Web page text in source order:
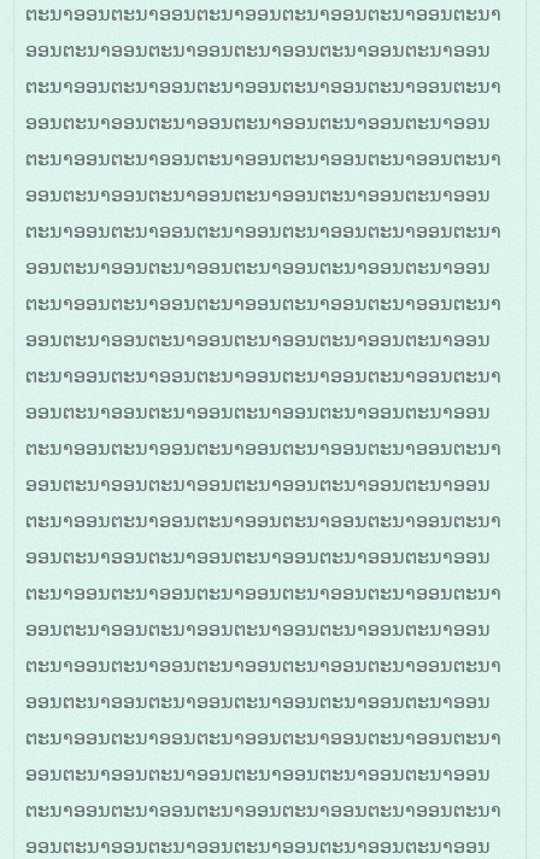
ຕະນາອອນຕະນາອອນຕະນາອອນຕະນາອອນຕະນາອອນຕະນາ
ອອນຕະນາອອນຕະນາອອນຕະນາອອນຕະນາອອນຕະນາອອນ
ຕະນາອອນຕະນາອອນຕະນາອອນຕະນາອອນຕະນາອອນຕະນາ
ອອນຕະນາອອນຕະນາອອນຕະນາອອນຕະນາອອນຕະນາອອນ
ຕະນາອອນຕະນາອອນຕະນາອອນຕະນາອອນຕະນາອອນຕະນາ
ອອນຕະນາອອນຕະນາອອນຕະນາອອນຕະນາອອນຕະນາອອນ
ຕະນາອອນຕະນາອອນຕະນາອອນຕະນາອອນຕະນາອອນຕະນາ
ອອນຕະນາອອນຕະນາອອນຕະນາອອນຕະນາອອນຕະນາອອນ
ຕະນາອອນຕະນາອອນຕະນາອອນຕະນາອອນຕະນາອອນຕະນາ
ອອນຕະນາອອນຕະນາອອນຕະນາອອນຕະນາອອນຕະນາອອນ
ຕະນາອອນຕະນາອອນຕະນາອອນຕະນາອອນຕະນາອອນຕະນາ
ອອນຕະນາອອນຕະນາອອນຕະນາອອນຕະນາອອນຕະນາອອນ
ຕະນາອອນຕະນາອອນຕະນາອອນຕະນາອອນຕະນາອອນຕະນາ
ອອນຕະນາອອນຕະນາອອນຕະນາອອນຕະນາອອນຕະນາອອນ
ຕະນາອອນຕະນາອອນຕະນາອອນຕະນາອອນຕະນາອອນຕະນາ
ອອນຕະນາອອນຕະນາອອນຕະນາອອນຕະນາອອນຕະນາອອນ
ຕະນາອອນຕະນາອອນຕະນາອອນຕະນາອອນຕະນາອອນຕະນາ
ອອນຕະນາອອນຕະນາອອນຕະນາອອນຕະນາອອນຕະນາອອນ
ຕະນາອອນຕະນາອອນຕະນາອອນຕະນາອອນຕະນາອອນຕະນາ
ອອນຕະນາອອນຕະນາອອນຕະນາອອນຕະນາອອນຕະນາອອນ
ຕະນາອອນຕະນາອອນຕະນາອອນຕະນາອອນຕະນາອອນຕະນາ
ອອນຕະນາອອນຕະນາອອນຕະນາອອນຕະນາອອນຕະນາອອນ
ຕະນາອອນຕະນາອອນຕະນາອອນຕະນາອອນຕະນາອອນຕະນາ
ອອນຕະນາອອນຕະນາອອນຕະນາອອນຕະນາອອນຕະນາອອນ